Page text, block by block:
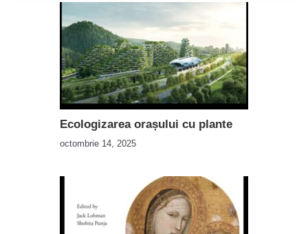
Ecologizarea orașului cu plante
octombrie 14, 2025